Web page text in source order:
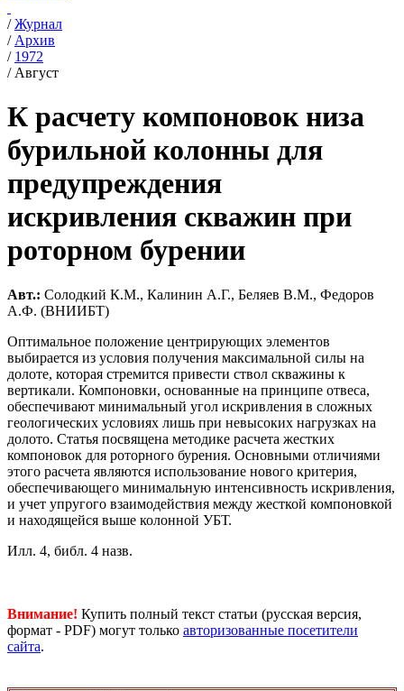
/Журнал
/ Архив
/ 1972
/ Август
К расчету компоновок низа
бурильной колонны для
предупреждения
искривления скважин при
роторном бурении
Авт.: Солодкий К.М., Калинин А.Г., Беляев В.М., Федоров
А.Ф. (ВНИИБТ)
Оптимальное положение центрирующих элементов
выбирается из условия получения максимальной силы на
долоте, которая стремится привести ствол скважины к
вертикали. Компоновки, основанные на принципе отвеса,
обеспечивают минимальный угол искривления в сложных
геологических условиях лишь при невысоких нагрузках на
долото. Статья посвящена методике расчета жестких
компоновок для роторного бурения. Основными отличиями
этого расчета являются использование нового критерия,
обеспечивающего минимальную интенсивность искривления,
и учет упругого взаимодействия между жесткой компоновкой
и находящейся выше колонной УБТ.
Илл. 4, библ. 4 назв.
Внимание! Купить полный текст статьи (русская версия,
формат - PDF) могут только авторизованные посетители
сайта.